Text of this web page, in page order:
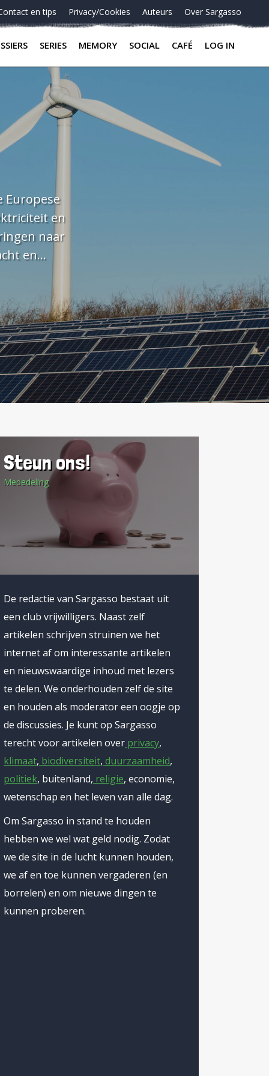
en tips Privacy/Cookies Auteurs Over Sargasso
SERIES MEMORY SOCIAL CAFÉ LOG IN
en afnemer buiten de elektriciteitsbeurs om. Praktijkvoorbeelden aanbod groene stroom tegen goedkoper tarief Er zijn ook nu al Nederlandse praktijkvoorbeelden van bestaande exploitanten die hun groene stroom voor een veel schappelijker tarief aanbieden dan commerciële aanbiedingen. Een voorbeeld is energiecoöperatie Betuwewind. Zij bieden leden die stroom afnemen via de coöperatie elektriciteit aan voor maximaal 15 Eurocent per kilowattuur, ver onder het prijsplafond en inmiddels uitverkocht. Het is voor andere leden wachten op het opleveren van nieuwe windturbines, zonnedaken en zonneparken voordat ze gebruik kunnen maken van het voordeel van stroom afnemen van de eigen lokale energiecoöperatie. Een ander Nederlands model is De Windcentrale, waarbij leden van de energiecoöperatie jaarlijks uitbetaald worden in kilowatturen. Deze worden gesaldeerd met het elektriciteitsverbruik tegen het kale leveringstarief. Wel zijn leden een bijdrage verschuldigd voor onbalanskosten en onderhoud van de windturbine. De kostprijs van elektriciteit van
Steun ons!
Mededeling
De redactie van Sargasso bestaat uit
een club vrijwilligers. Naast zelf
artikelen schrijven struinen we het
internet af om interessante artikelen
en nieuwswaardige inhoud met lezers
te delen. We onderhouden zelf de site
en houden als moderator een oogje op
de discussies. Je kunt op Sargasso
terecht voor artikelen over privacy,
klimaat, biodiversiteit, duurzaamheid,
politiek, buitenland, religie, economie,
wetenschap en het leven van alle dag.
Om Sargasso in stand te houden
hebben we wel wat geld nodig. Zodat
we de site in de lucht kunnen houden,
we af en toe kunnen vergaderen (en
borrelen) en om nieuwe dingen te
kunnen proberen.